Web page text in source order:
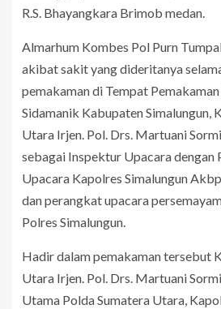
R.S. Bhayangkara Brimob medan.
Almarhum Kombes Pol Purn
akibat sakit yang dideritanya
pemakaman di Tempat
Sidamanik Kabupaten Simalungun,
Utara Irjen. Pol. Drs. Martuani
sebagai Inspektur Upacara dengan
Upacara Kapolres Simalungun
dan perangkat upacara
Polres Simalungun.
Hadir dalam pemakaman tersebut
Utara Irjen. Pol. Drs. Martuani
Utama Polda Sumatera Utara,